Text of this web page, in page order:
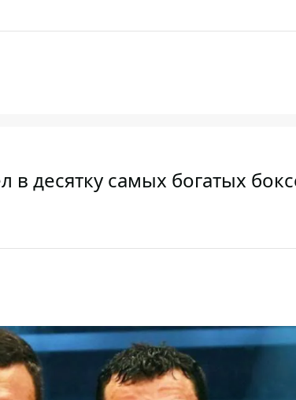
десятку самых богатых